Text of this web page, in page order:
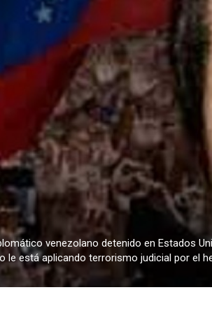
venezolano detenido en Estados
le está aplicando terrorismo judicial por el